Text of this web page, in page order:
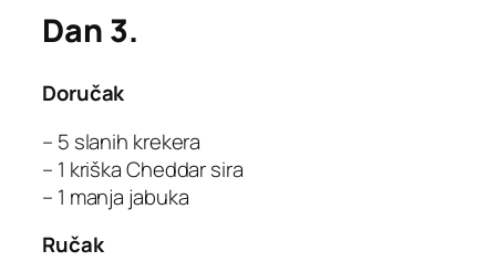
Dan 3.
Doručak
– 5 slanih krekera
– 1 kriška Cheddar sira
– 1 manja jabuka
Ručak